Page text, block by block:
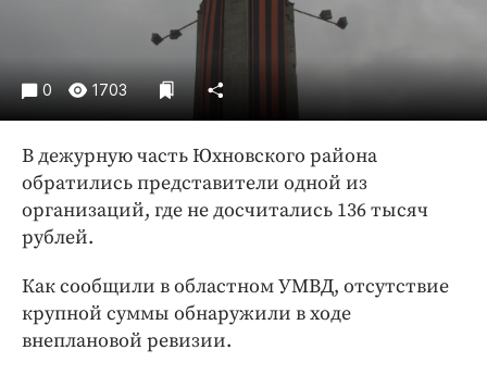
Происшествия
Спорт
Экономика и бизнес
ПРОЕКТЫ
Блоги
Издания
Медиаперсона
Интересное чтиво
0 1703
В дежурную часть Юхновского района
обратились представители одной из
организаций, где не досчитались 136 тысяч
рублей.
Как сообщили в областном УМВД, отсутствие
крупной суммы обнаружили в ходе
внеплановой ревизии.